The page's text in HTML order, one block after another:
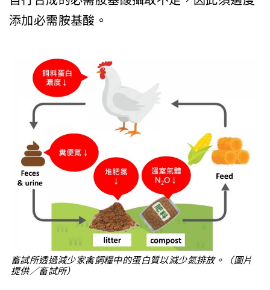
添加必需胺基酸。
畜試所透過減少家禽飼糧中的蛋白質以減少氮排放。（圖片
提供／畜試所）